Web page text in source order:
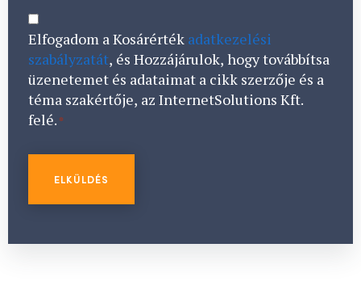
CONSENT
*
Elfogadom a Kosárérték adatkezelési
szabályzatát, és Hozzájárulok, hogy továbbítsa
üzenetemet és adataimat a cikk szerzője és a
téma szakértője, az InternetSolutions Kft.
felé. *